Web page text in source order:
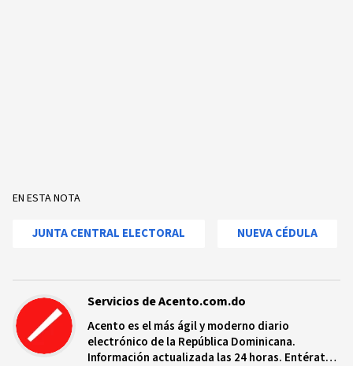
EN ESTA NOTA
JUNTA CENTRAL ELECTORAL NUEVA CÉDULA
Servicios de Acento.com.do
Acento es el más ágil y moderno diario
electrónico de la República Dominicana.
Información actualizada las 24 horas. Entérate